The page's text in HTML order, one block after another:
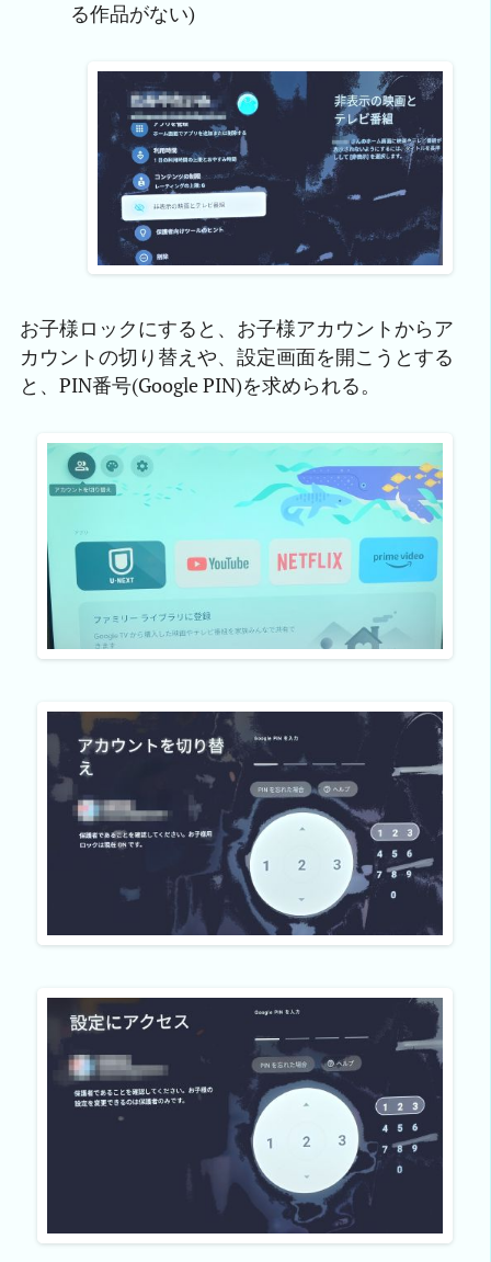
る作品がない)
お子様ロックにすると、お子様アカウントからア
カウントの切り替えや、設定画面を開こうとする
と、PIN番号(Google PIN)を求められる。